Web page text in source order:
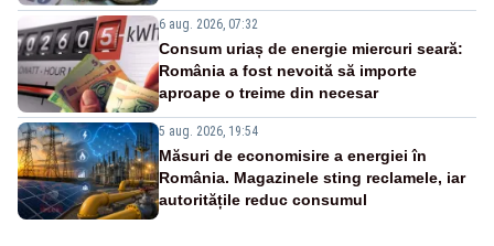
6 aug. 2026, 07:32
Consum uriaș de energie miercuri seară:
România a fost nevoită să importe
aproape o treime din necesar
5 aug. 2026, 19:54
Măsuri de economisire a energiei în
România. Magazinele sting reclamele, iar
autoritățile reduc consumul